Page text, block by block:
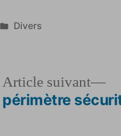
Publié
Divers
:
Article suivant
périmètre